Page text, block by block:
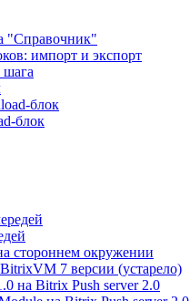
"Справочник"
импорт и экспорт
шага
блок
блок
стороннем окружении
7 версии (устарело)
на Bitrix Push server 2.0